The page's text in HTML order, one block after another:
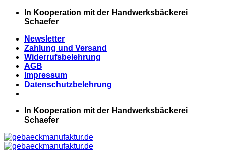
Zum
In Kooperation mit der Handwerksbäckerei
Schaefer
Newsletter
Zahlung und Versand
Widerrufsbelehrung
AGB
Impressum
Datenschutzbelehrung
In Kooperation mit der Handwerksbäckerei
Schaefer